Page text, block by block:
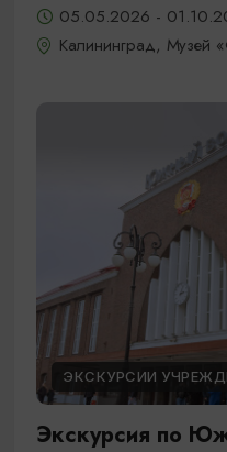
05.05.2026 -
Калининград, Музей
ЭКСКУРСИИ
Экскурсия по